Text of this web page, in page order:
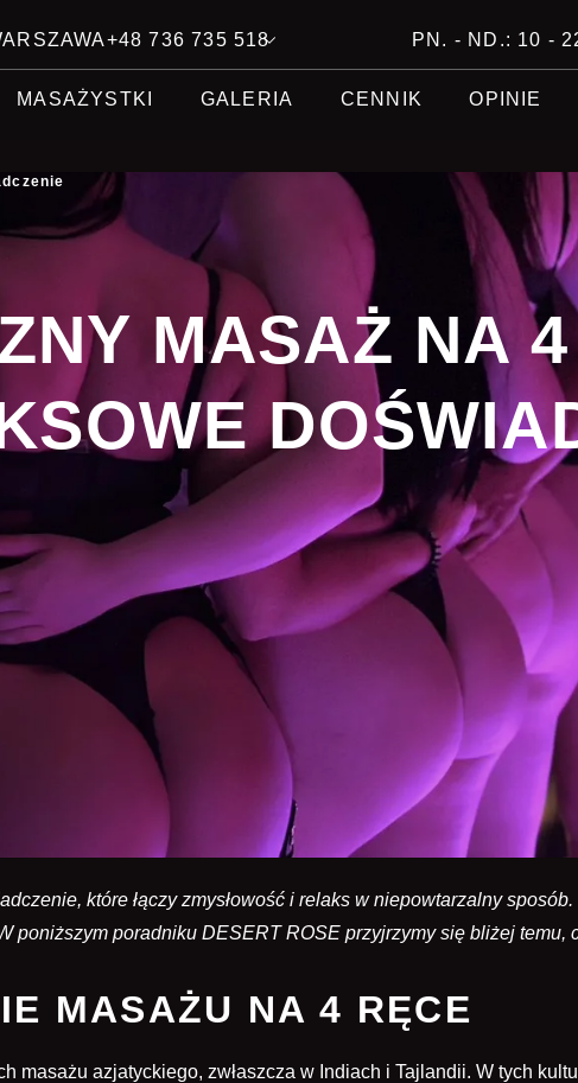
+48 736 735 518 PN. - ND.: 10 -
MASAŻYSTKI GALERIA CENNIK OPINIE
MASAŻ NA
które łączy zmysłowość i relaks w niepowtarzalny
poniższym poradniku DESERT ROSE przyjrzymy się bliżej temu,
MASAŻU NA 4 RĘCE
masażu azjatyckiego, zwłaszcza w Indiach i Tajlandii. W tych